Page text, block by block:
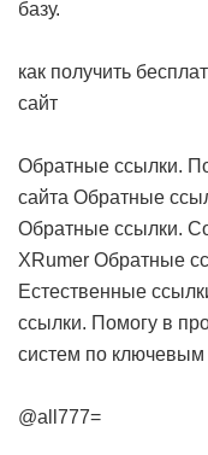
базу.
как получить
сайт
Обратные ссылки.
сайта Обратные
Обратные ссылки.
XRumer Обратные
Естественные
ссылки. Помогу в
систем по ключевым
@all777=